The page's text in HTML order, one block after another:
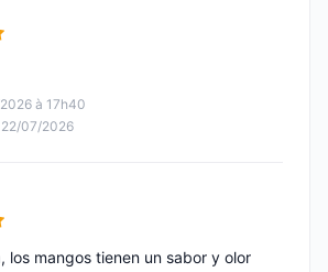
à 17h40
22/07/2026
los mangos tienen un sabor y olor